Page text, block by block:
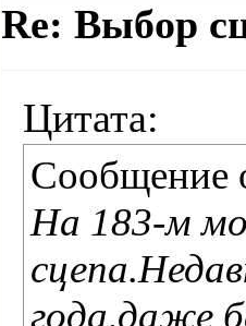
Re: Выбор
Цитата:
Сообщение
На 183-м
года,даже